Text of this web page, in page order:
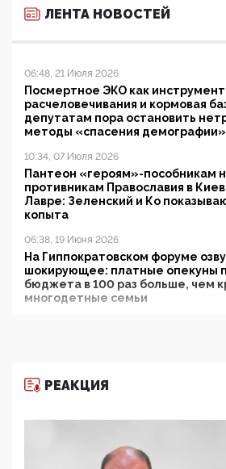
ЛЕНТА НОВОСТЕЙ
06:48, 21 Июля 2026
Посмертное ЭКО как инструмент
расчеловечивания и кормовая
депутатам пора остановить
методы «спасения демографии»
10:34, 07 Июля 2026
Пантеон «героям»-пособникам
противникам Православия в
Лавре: Зеленский и Ко
копыта
06:38, 19 Июня 2026
На Гиппократовском форуме
шокирующее: платные опекуны
бюджета в 100 раз больше, чем
многодетные семьи
11:53, 09 Июня 2026
деятельность ИИТО ЮНЕСКО в
цифроглобалисты продолжают
повестку в образовании
РЕАКЦИЯ